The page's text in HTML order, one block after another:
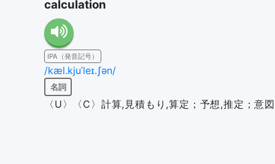
calculation
IPA（発音記号）
/kæl.kjuˈleɪ.ʃən/
名詞
〈U〉〈C〉計算,見積もり,算定；予想,推定；意